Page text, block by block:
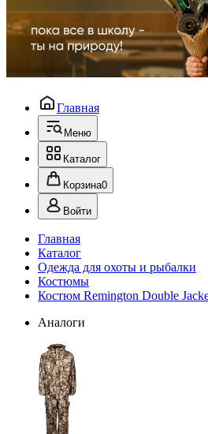
Главная
Меню
Каталог
Корзина0
Войти
Главная
Каталог
Одежда для охоты и рыбалки
Костюмы
Костюм Remington Double
Аналоги